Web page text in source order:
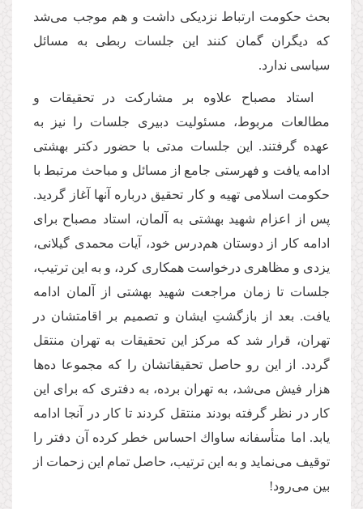
بحث حكومت ارتباط نزدیكى داشت و هم موجب مى‌شد
كه دیگران گمان كنند این جلسات ربطى به مسائل
سیاسى ندارد.
استاد مصباح علاوه بر مشارکت در تحقیقات و
مطالعات مربوط، مسئولیت دبیری جلسات را نیز به
عهده گرفتند. این جلسات مدتى با حضور دكتر بهشتى
ادامه یافت و فهرستى جامع از مسائل و مباحث مرتبط با
حكومت اسلامى تهیه و كار تحقیق درباره آنها آغاز گردید.
پس از اعزام شهید بهشتی به آلمان، استاد مصباح براى
ادامه كار از دوستان هم‌درس خود، آیات محمدى گیلانى،
یزدى و مظاهرى درخواست همكارى كرد، و به این ترتیب،
جلسات تا زمان مراجعت شهید بهشتى از آلمان ادامه
یافت. بعد از بازگشتِ ایشان و تصمیم بر اقامتشان در
تهران، قرار شد كه مركز این تحقیقات به تهران منتقل
گردد. از این رو حاصل تحقیقاتشان را كه مجموعا ده‌ها
هزار فیش مى‌شد، به تهران برده، به دفترى كه براى این
كار در نظر گرفته بودند منتقل كردند تا كار در آنجا ادامه
یابد. اما متأسفانه ساواك احساس خطر كرده آن دفتر را
توقیف مى‌نماید و به این ترتیب، حاصل تمام این زحمات از
بین مى‌رود!